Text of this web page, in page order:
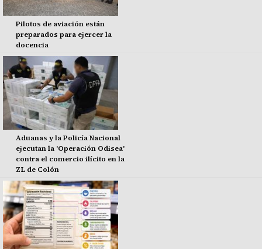
Pilotos de aviación están
preparados para ejercer la
docencia
Aduanas y la Policía Nacional
ejecutan la 'Operación Odisea'
contra el comercio ilícito en la
ZL de Colón